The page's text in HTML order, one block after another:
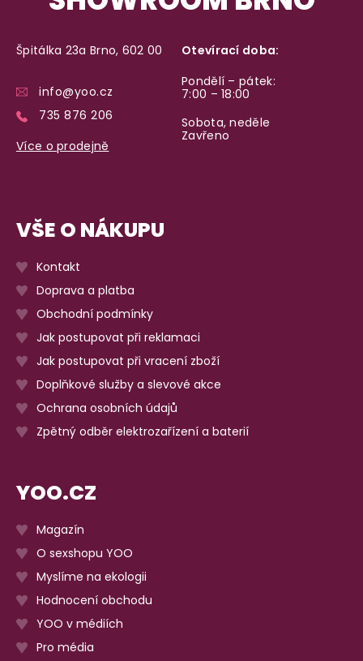
Špitálka 23a Brno, 602 00
info@yoo.cz
735 876 206
Více o prodejně
Otevírací doba:
Pondělí – pátek:
7:00 – 18:00
Sobota, neděle
Zavřeno
VŠE O NÁKUPU
Kontakt
Doprava a platba
Obchodní podmínky
Jak postupovat při reklamaci
Jak postupovat při vracení zboží
Doplňkové služby a slevové akce
Ochrana osobních údajů
Zpětný odběr elektrozařízení a baterií
YOO.CZ
Magazín
O sexshopu YOO
Myslíme na ekologii
Hodnocení obchodu
YOO v médiích
Pro média